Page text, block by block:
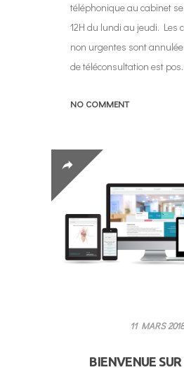
téléphonique au cabinet
12H du lundi au jeudi. Les
non urgentes sont
de téléconsultation est
NO COMMENT
11 MARS 2018
BIENVENUE